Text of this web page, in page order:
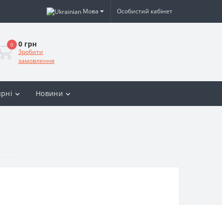
Мова Особистий кабінет
0 0 грн
Зробити
замовлення
Новини